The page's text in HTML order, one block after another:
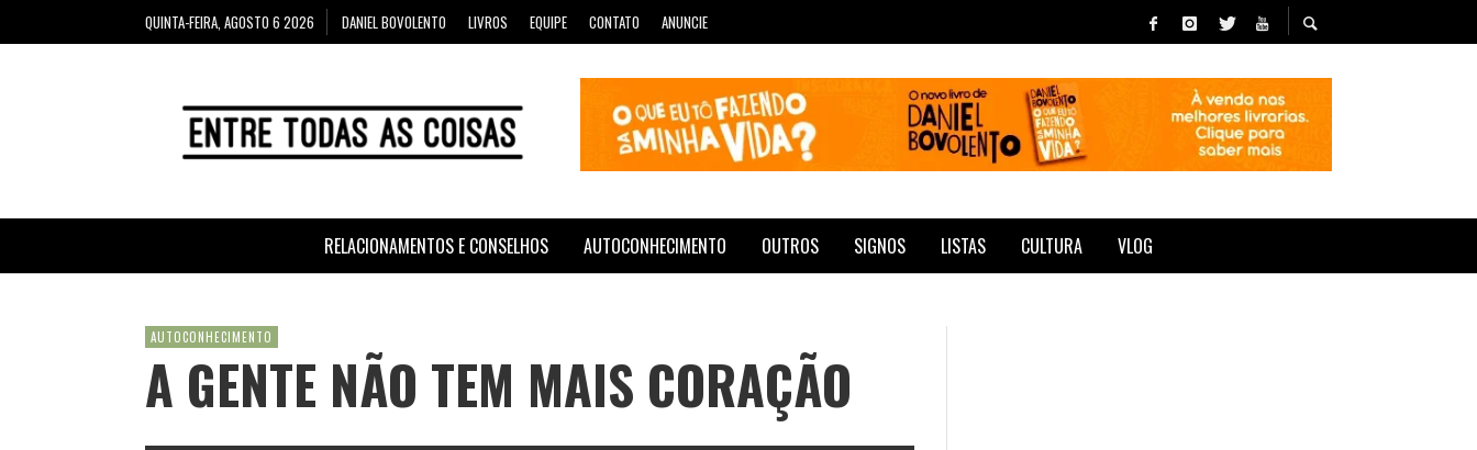
QUINTA-FEIRA, AGOSTO 6 2026 DANIEL BOVOLENTO LIVROS EQUIPE CONTATO ANUNCIE
RELACIONAMENTOS E CONSELHOS AUTOCONHECIMENTO OUTROS SIGNOS LISTAS CULTURA VLOG
AUTOCONHECIMENTO
A GENTE NÃO TEM MAIS CORAÇÃO